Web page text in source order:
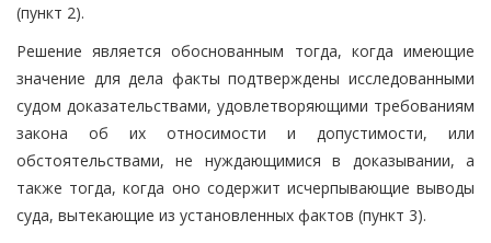
(пункт 2).
Решение является обоснованным тогда, когда имеющие
значение для дела факты подтверждены исследованными
судом доказательствами, удовлетворяющими требованиям
закона об их относимости и допустимости, или
обстоятельствами, не нуждающимися в доказывании, а
также тогда, когда оно содержит исчерпывающие выводы
суда, вытекающие из установленных фактов (пункт 3).